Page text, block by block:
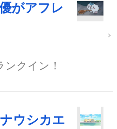
がアフレ
ンクイン！
ウシカエ